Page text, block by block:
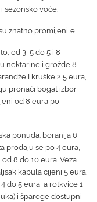
sezonsko voće.
znatno promijenile.
od 3, 5 do 5 i 8
nektarine i grožđe 8
I kruške 2,5 eura,
pronaći bogat izbor,
od 8 eura po
ponuda: boranija 6
prodaju se po 4 eura,
od 8 do 10 eura. Veza
kapula cijeni 5 eura.
do 5 eura, a rotkvice 1
i šparoge dostupni